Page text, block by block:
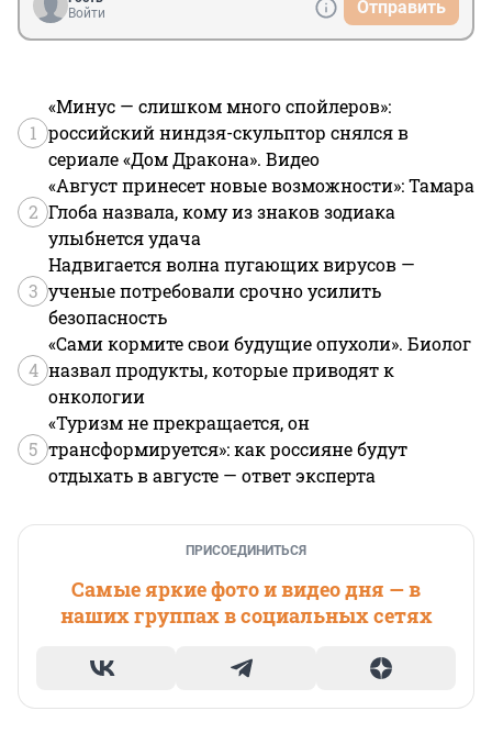
Войти
Отправить
1
«Минус — слишком много спойлеров»:
российский ниндзя-скульптор снялся в
сериале «Дом Дракона». Видео
2
«Август принесет новые возможности»: Тамара
Глоба назвала, кому из знаков зодиака
улыбнется удача
3
Надвигается волна пугающих вирусов —
ученые потребовали срочно усилить
безопасность
4
«Сами кормите свои будущие опухоли». Биолог
назвал продукты, которые приводят к
онкологии
5
«Туризм не прекращается, он
трансформируется»: как россияне будут
отдыхать в августе — ответ эксперта
ПРИСОЕДИНИТЬСЯ
Самые яркие фото и видео дня — в
наших группах в социальных сетях